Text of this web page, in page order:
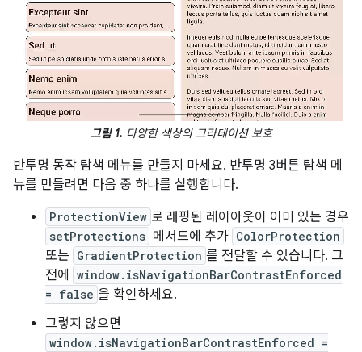
그림 1. 다양한 색상의 그라데이션 보호
반투명 동작 탐색 메뉴를 만들지 마세요. 반투명 3버튼 탐색 메
뉴를 만들려면 다음 중 하나를 실행합니다.
ProtectionView 로 래핑된 레이아웃이 이미 있는 경우
setProtections 메서드에 추가 ColorProtection
또는 GradientProtection 를 전달할 수 있습니다. 그
전에
window.isNavigationBarContrastEnforced
= false 을 확인하세요.
그렇지 않으면
window.isNavigationBarContrastEnforced =